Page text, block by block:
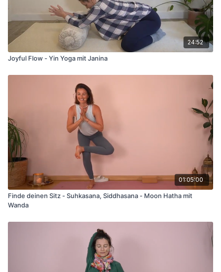
24:52
Joyful Flow - Yin Yoga mit Janina
01:05:00
Finde deinen Sitz - Suhkasana, Siddhasana - Moon Hatha mit
Wanda